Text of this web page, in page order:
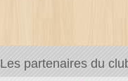
Les partenaires du